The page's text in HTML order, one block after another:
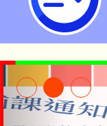
115年6月